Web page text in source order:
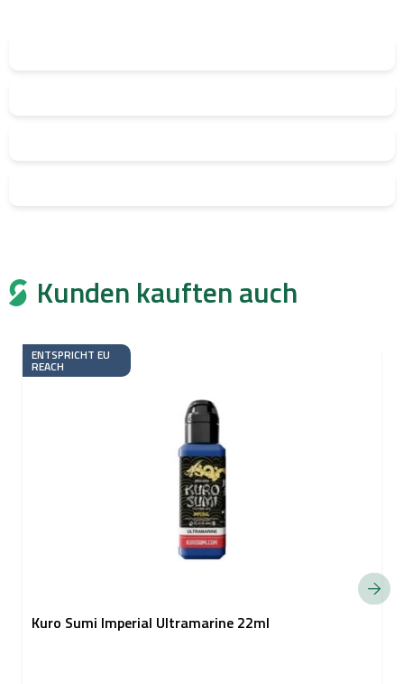
Kunden kauften auch
ENTSPRICHT EU
REACH
Kuro Sumi Imperial Ultramarine 22ml